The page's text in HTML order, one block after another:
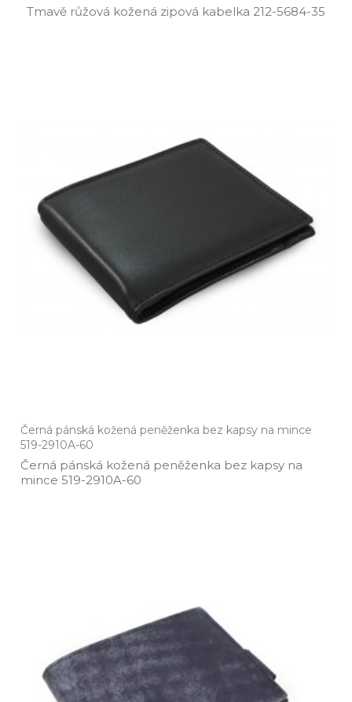
Tmavě růžová kožená zipová kabelka 212­-5684­-35
Černá pánská kožená peněženka bez kapsy na mince
519-2910A-60
Černá pánská kožená peněženka bez kapsy na
mince 519­-2910A­-60